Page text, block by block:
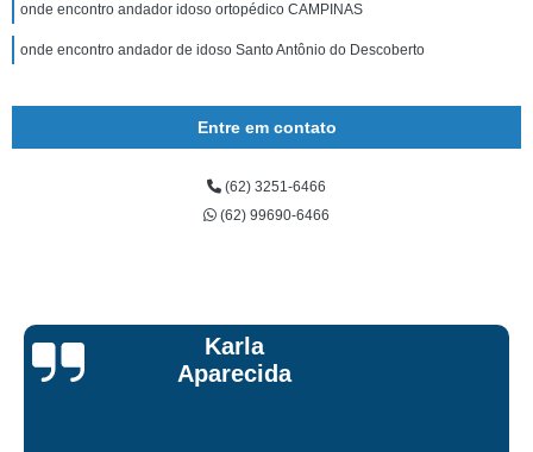
onde encontro andador idoso ortopédico CAMPINAS
onde encontro andador de idoso Santo Antônio do Descoberto
Entre em contato
(62) 3251-6466
(62) 99690-6466
Talita Scarpini